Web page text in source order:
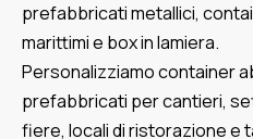
prefabbricati metallici,
marittimi e box in lamiera.
Personalizziamo container
prefabbricati per cantieri,
fiere, locali di ristorazione e